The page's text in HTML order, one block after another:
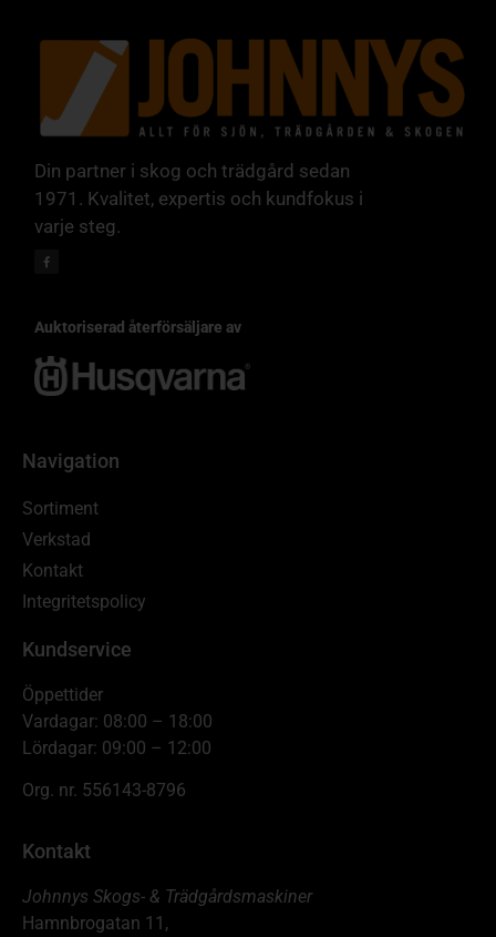
Din partner i skog och trädgård sedan
1971. Kvalitet, expertis och kundfokus i
varje steg.
Auktoriserad återförsäljare av
Navigation
Sortiment
Verkstad
Kontakt
Integritetspolicy
Kundservice
Öppettider
Vardagar: 08:00 – 18:00
Lördagar: 09:00 – 12:00
Org. nr. 556143-8796
Kontakt
Johnnys Skogs- & Trädgårdsmaskiner
Hamnbrogatan 11,